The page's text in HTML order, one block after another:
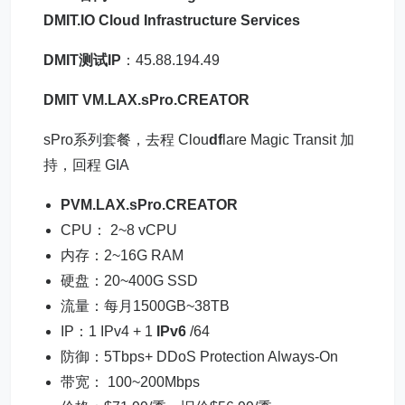
DMIT.IO Cloud Infrastructure Services
DMIT测试IP ：45.88.194.49
DMIT VM.LAX.sPro.CREATOR
sPro系列套餐，去程 Cloudflare Magic Transit 加
持，回程 GIA
PVM.LAX.sPro.CREATOR
CPU： 2~8 vCPU
内存：2~16G RAM
硬盘：20~400G SSD
流量：每月1500GB~38TB
IP：1 IPv4 + 1
IPv6 /64
防御：5Tbps+ DDoS Protection Always-On
带宽： 100~200Mbps